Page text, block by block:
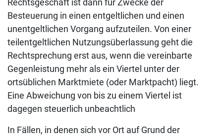
Rechtsgeschäft ist dann für Zwecke der
Besteuerung in einen entgeltlichen und einen
unentgeltlichen Vorgang aufzuteilen. Von einer
teilentgeltlichen Nutzungsüberlassung geht die
Rechtsprechung erst aus, wenn die vereinbarte
Gegenleistung mehr als ein Viertel unter der
ortsüblichen Marktmiete (oder Marktpacht) liegt.
Eine Abweichung von bis zu einem Viertel ist
dagegen steuerlich unbeachtlich
In Fällen, in denen sich vor Ort auf Grund der